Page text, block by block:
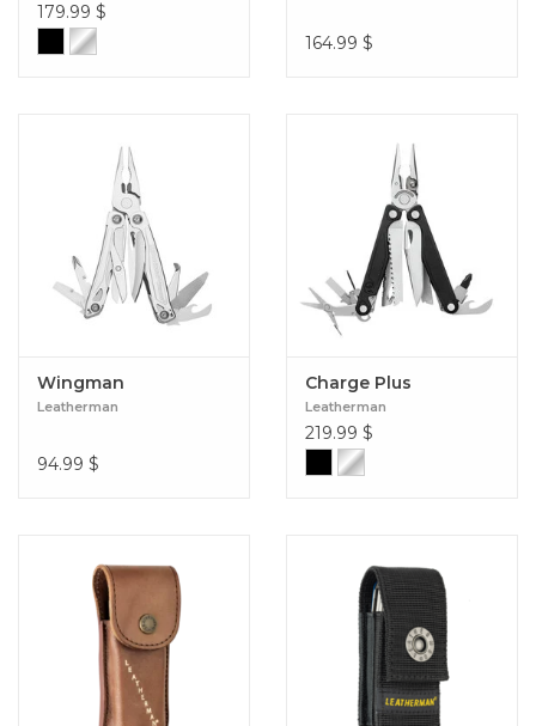
179.99 $
164.99 $
Wingman
Leatherman
94.99 $
Charge Plus
Leatherman
219.99 $